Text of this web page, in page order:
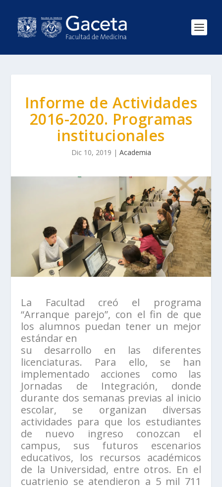
Informe de Actividades
2016-2020. Programas
institucionales
Dic 10, 2019 | Academia
La Facultad creó el programa
“Arranque parejo”, con el fin de que
los alumnos puedan tener un mejor
estándar en
su desarrollo en las diferentes
licenciaturas. Para ello, se han
implementado acciones como las
Jornadas de Integración, donde
durante dos semanas previas al inicio
escolar, se organizan diversas
actividades para que los estudiantes
de nuevo ingreso conozcan el
campus, sus futuros escenarios
educativos, los recursos académicos
de la Universidad, entre otros. En el
cuatrienio se atendieron a 5 mil 711